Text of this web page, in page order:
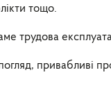
тощо.
трудова
привабливі